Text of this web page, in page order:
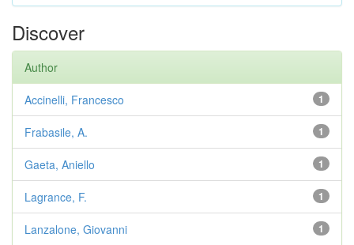
Discover
Author
1
Accinelli, Francesco
1
Frabasile, A.
1
Gaeta, Aniello
1
Lagrance, F.
1
Lanzalone, Giovanni